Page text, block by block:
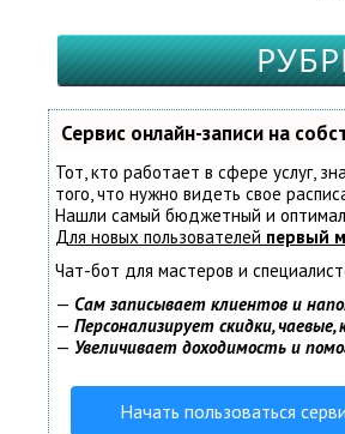
Сервис онлайн-записи на
Тот, кто работает в сфере услуг,
того, что нужно видеть свое
Нашли самый бюджетный и
Для новых пользователей первый
Чат-бот для мастеров и
— Сам записывает клиентов и
— Персонализирует скидки,
— Увеличивает доходимость и
Начать пользоваться